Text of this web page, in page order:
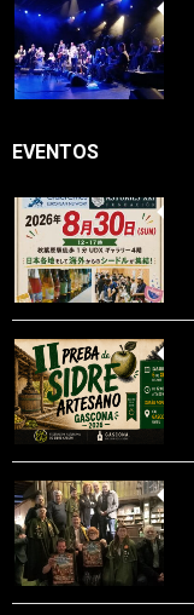
EVENTOS